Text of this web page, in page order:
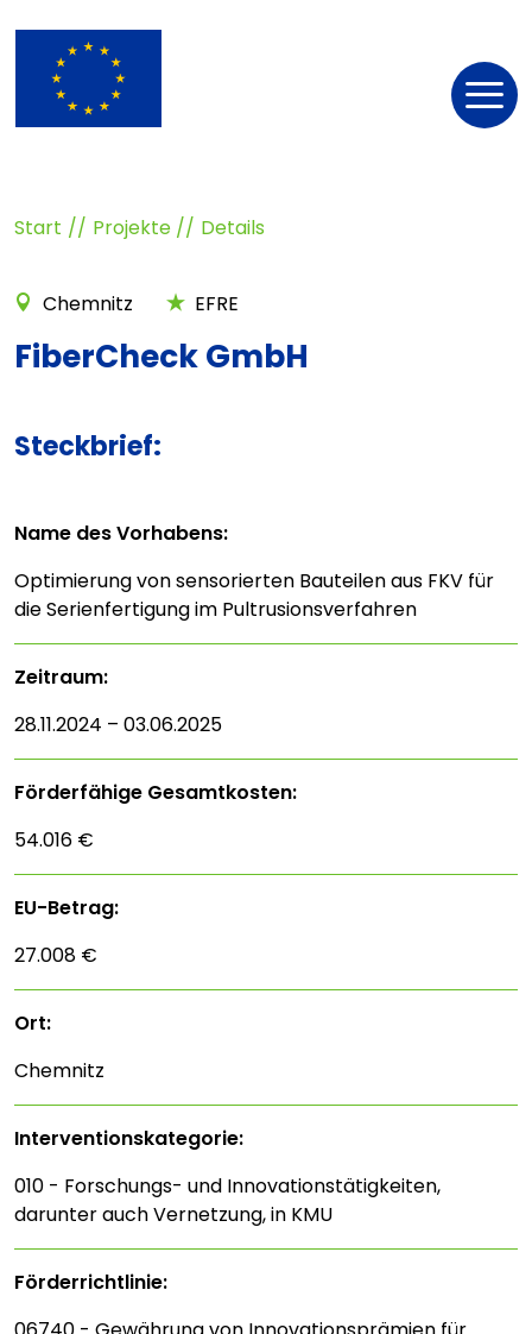
Start Projekte Details
Chemnitz EFRE
FiberCheck GmbH
Steckbrief:
Name des Vorhabens:
Optimierung von sensorierten Bauteilen aus FKV für
die Serienfertigung im Pultrusionsverfahren
Zeitraum:
28.11.2024 – 03.06.2025
Förderfähige Gesamtkosten:
54.016 €
EU-Betrag:
27.008 €
Ort:
Chemnitz
Interventions­kategorie:
010 - Forschungs- und Innovationstätigkeiten,
darunter auch Vernetzung, in KMU
Förderrichtlinie: